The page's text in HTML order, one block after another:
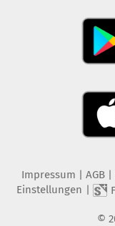
Impressum | AGB |
Einstellungen |
©